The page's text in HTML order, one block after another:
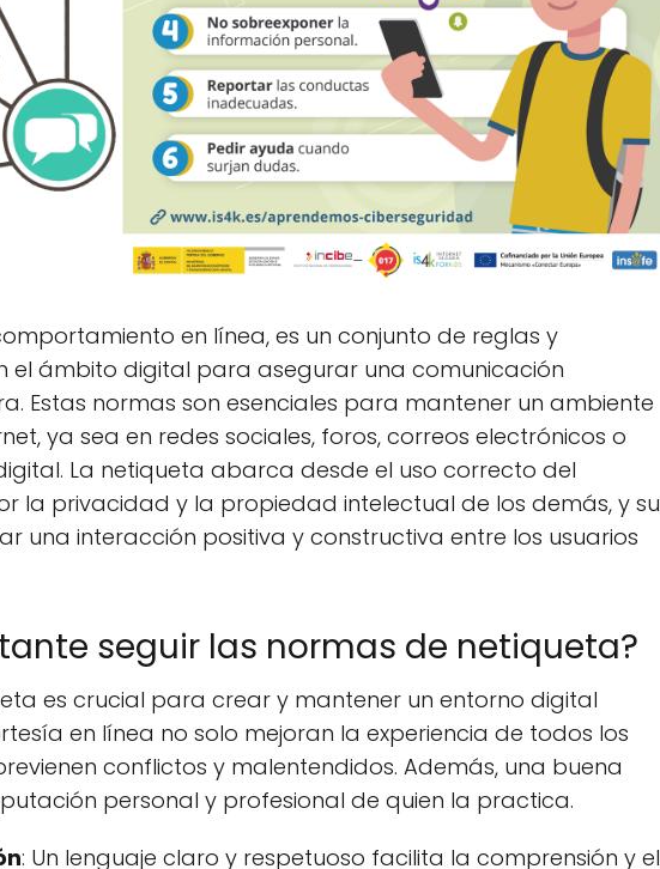
en línea, es un conjunto de reglas y
el ámbito digital para asegurar una comunicación
Estas normas son esenciales para mantener un ambiente
ya sea en redes sociales, foros, correos electrónicos o
La netiqueta abarca desde el uso correcto del
la privacidad y la propiedad intelectual de los demás, y su
una interacción positiva y constructiva entre los usuarios
seguir las normas de netiqueta?
es crucial para crear y mantener un entorno digital
en línea no solo mejoran la experiencia de todos los
conflictos y malentendidos. Además, una buena
personal y profesional de quien la practica.
: Un lenguaje claro y respetuoso facilita la comprensión y el